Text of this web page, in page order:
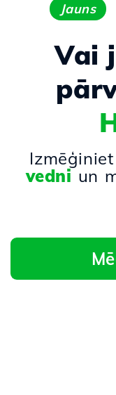
Jauns
Vai
vedni un